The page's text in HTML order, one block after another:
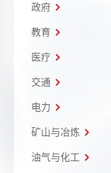
政府
教育
医疗
交通
电力
矿山与冶炼
油气与化工